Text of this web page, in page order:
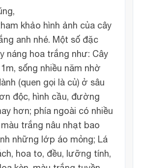
khảo hình ảnh của cây
anh nhé. Một số đặc
náng hoa trắng như: Cây
sống nhiều năm nhờ
(quen gọi là củ) ở sâu
độc, hình cầu, đường
hơn; phía ngoài có nhiều
trắng nâu nhạt bao
những lớp áo mỏng; Lá
hoa to, đều, lưỡng tính,